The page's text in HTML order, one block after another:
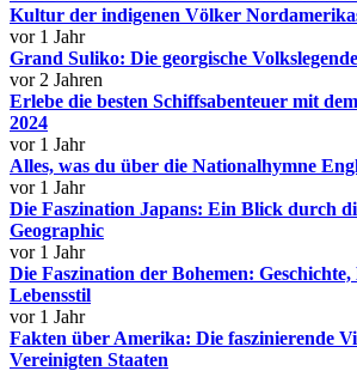
Kultur der indigenen Völker
vor 1 Jahr
Grand Suliko: Die georgische Volkslegende
vor 2 Jahren
Erlebe die besten Schiffsabenteuer mit
2024
vor 1 Jahr
Alles, was du über die Nationalhymne
vor 1 Jahr
Die Faszination Japans: Ein Blick durch
Geographic
vor 1 Jahr
Die Faszination der Bohemen:
Lebensstil
vor 1 Jahr
Fakten über Amerika: Die faszinierende
Vereinigten Staaten